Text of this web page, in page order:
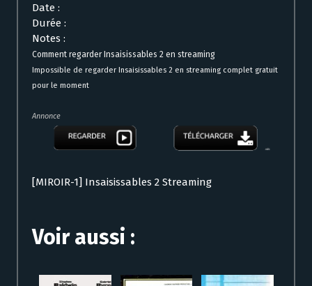
Date :
Durée :
Notes :
Comment regarder Insaisissables 2 en streaming
Impossible de regarder Insaisissables 2 en streaming complet gratuit
pour le moment
Annonce
[MIROIR-1] Insaisissables 2 Streaming
Voir aussi :